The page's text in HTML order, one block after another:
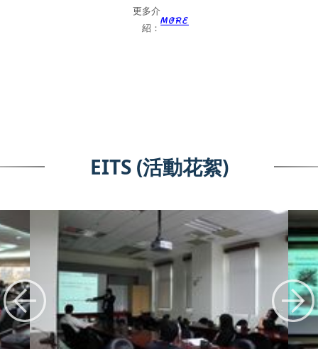
更多介
紹：
EITS (活動花絮)